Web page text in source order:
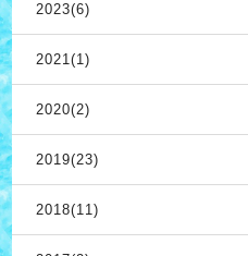
2023(6)
2021(1)
2020(2)
2019(23)
2018(11)